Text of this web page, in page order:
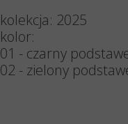
Znicze
kolekcja: 2025
kolor:
01 - czarny
02 - zielony